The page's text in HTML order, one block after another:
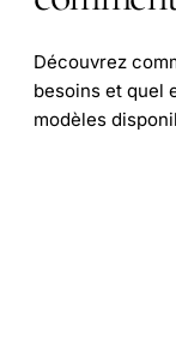
Découvrez
besoins et quel
modèles